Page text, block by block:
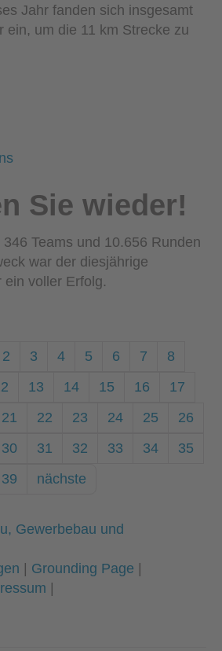
Jahr fanden sich insgesamt
ein, um die 11 km Strecke zu
Sie wieder!
Teams und 10.656 Runden
war der diesjährige
ein voller Erfolg.
2 3 4 5 6 7
8
13 14 15 16
17
21 22 23 24 25
26
30 31 32 33 34
35
39 nächste
| Grounding Page |
|